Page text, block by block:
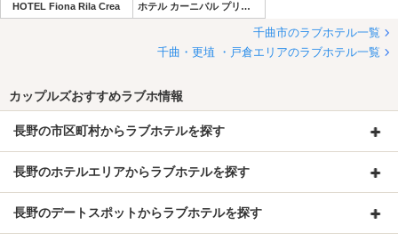
HOTEL Fiona Rila Crea ホテル カーニバル プリンセス【AtoZ グループ】
千曲市のラブホテル一覧
千曲・更埴 ・戸倉エリアのラブホテル一覧
カップルズおすすめラブホ情報
長野の市区町村からラブホテルを探す
長野のホテルエリアからラブホテルを探す
長野のデートスポットからラブホテルを探す